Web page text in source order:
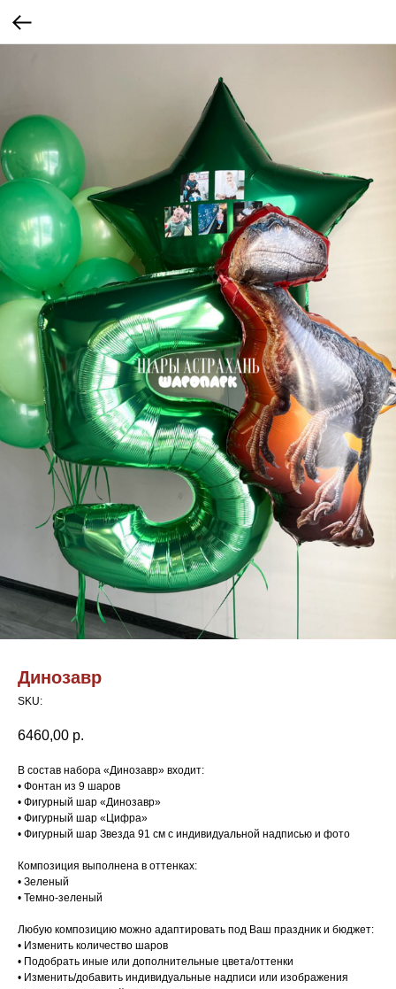
Динозавр
SKU:
6460,00 р.
В состав набора «Динозавр» входит:
• Фонтан из 9 шаров
• Фигурный шар «Динозавр»
• Фигурный шар «Цифра»
• Фигурный шар Звезда 91 см с индивидуальной надписью и фото
Композиция выполнена в оттенках:
• Зеленый
• Темно-зеленый
Любую композицию можно адаптировать под Ваш праздник и бюджет:
• Изменить количество шаров
• Подобрать иные или дополнительные цвета/оттенки
• Изменить/добавить индивидуальные надписи или изображения